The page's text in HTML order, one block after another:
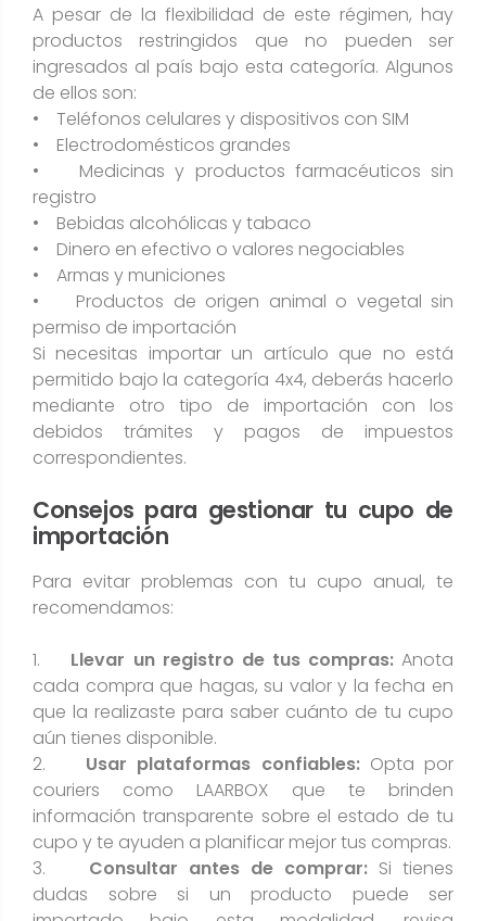
A pesar de la flexibilidad de este régimen, hay
productos restringidos que no pueden ser
ingresados al país bajo esta categoría. Algunos
de ellos son:
• Teléfonos celulares y dispositivos con SIM
• Electrodomésticos grandes
• Medicinas y productos farmacéuticos sin
registro
• Bebidas alcohólicas y tabaco
• Dinero en efectivo o valores negociables
• Armas y municiones
• Productos de origen animal o vegetal sin
permiso de importación
Si necesitas importar un artículo que no está
permitido bajo la categoría 4x4, deberás hacerlo
mediante otro tipo de importación con los
debidos trámites y pagos de impuestos
correspondientes.
Consejos para gestionar tu cupo de
importación
Para evitar problemas con tu cupo anual, te
recomendamos:
1. Llevar un registro de tus compras:Anota
cada compra que hagas, su valor y la fecha en
que la realizaste para saber cuánto de tu cupo
aún tienes disponible.
2. Usar plataformas confiables: Opta por
couriers como LAARBOX que te brinden
información transparente sobre el estado de tu
cupo y te ayuden a planificar mejor tus compras.
3. Consultar antes de comprar: Si tienes
dudas sobre si un producto puede ser